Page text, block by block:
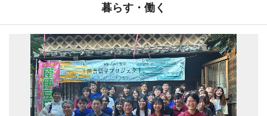
暮らす・働く